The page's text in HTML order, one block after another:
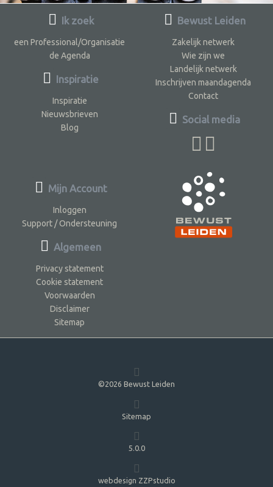
Ik zoek
een Professional/Organisatie
de Agenda
Inspiratie
Inspiratie
Nieuwsbrieven
Blog
Bewust Leiden
Zakelijk netwerk
Wie zijn we
Landelijk netwerk
Inschrijven maandagenda
Contact
Social media
Mijn Account
Inloggen
Support / Ondersteuning
Algemeen
Privacy statement
Cookie statement
Voorwaarden
Disclaimer
Sitemap
©2026 Bewust Leiden
Sitemap
5.0.0
webdesign ZZPstudio